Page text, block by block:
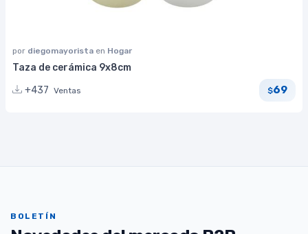
por diegomayorista en Hogar
Taza de cerámica 9x8cm
+437 Ventas $69
BOLETÍN